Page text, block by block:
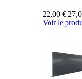
22,00 €
Voir le